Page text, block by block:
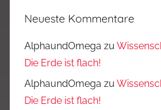
Neueste Kommentare
AlphaundOmega zu
Die Erde ist flach!
AlphaundOmega zu
Die Erde ist flach!